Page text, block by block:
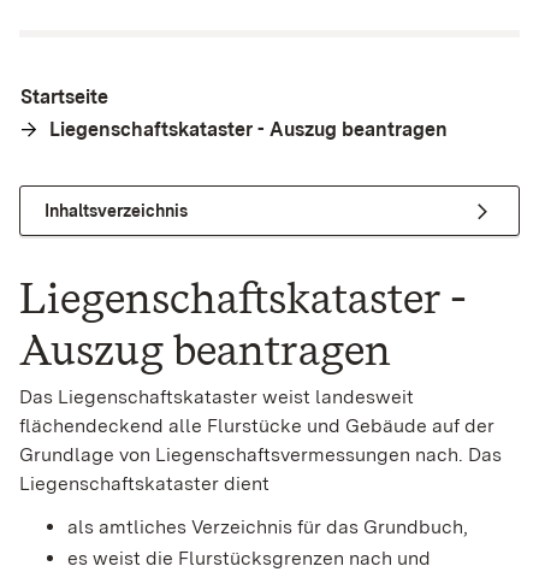
Startseite
Liegenschaftskataster - Auszug beantragen
Inhaltsverzeichnis
Liegenschaftskataster -
Auszug beantragen
Das Liegenschaftskataster weist landesweit
flächendeckend alle Flurstücke und Gebäude auf der
Grundlage von Liegenschaftsvermessungen nach. Das
Liegenschaftskataster dient
als amtliches Verzeichnis für das Grundbuch,
es weist die Flurstücksgrenzen nach und